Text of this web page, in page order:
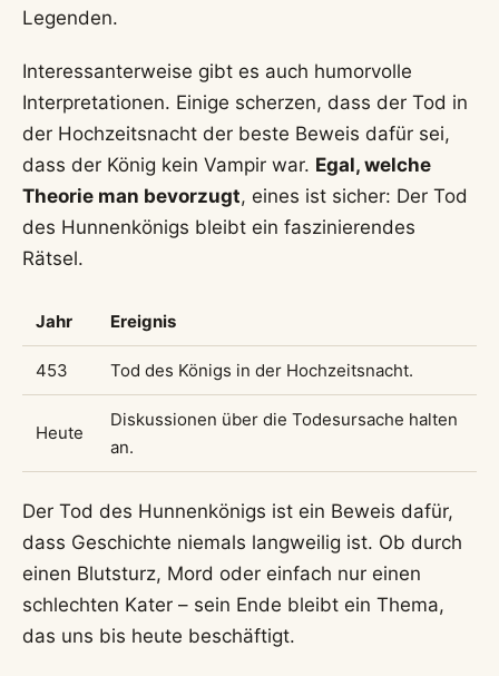
Legenden.
Interessanterweise gibt es auch humorvolle
Interpretationen. Einige scherzen, dass der Tod in
der Hochzeitsnacht der beste Beweis dafür sei,
dass der König kein Vampir war. Egal, welche
Theorie man bevorzugt, eines ist sicher: Der Tod
des Hunnenkönigs bleibt ein faszinierendes
Rätsel.
Jahr Ereignis
453 Tod des Königs in der Hochzeitsnacht.
Heute
Diskussionen über die Todesursache halten
an.
Der Tod des Hunnenkönigs ist ein Beweis dafür,
dass Geschichte niemals langweilig ist. Ob durch
einen Blutsturz, Mord oder einfach nur einen
schlechten Kater – sein Ende bleibt ein Thema,
das uns bis heute beschäftigt.